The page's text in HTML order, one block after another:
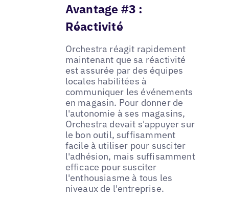
Avantage #3 :
Réactivité
Orchestra réagit rapidement
maintenant que sa réactivité
est assurée par des équipes
locales habilitées à
communiquer les événements
en magasin. Pour donner de
l'autonomie à ses magasins,
Orchestra devait s'appuyer sur
le bon outil, suffisamment
facile à utiliser pour susciter
l'adhésion, mais suffisamment
efficace pour susciter
l'enthousiasme à tous les
niveaux de l'entreprise.